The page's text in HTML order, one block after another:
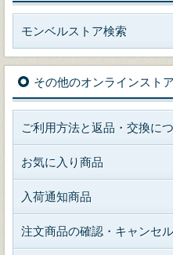
モンベルストア検索
その他のオンラインスト
ご利用方法と返品・交換に
お気に入り商品
入荷通知商品
注文商品の確認・キャンセル